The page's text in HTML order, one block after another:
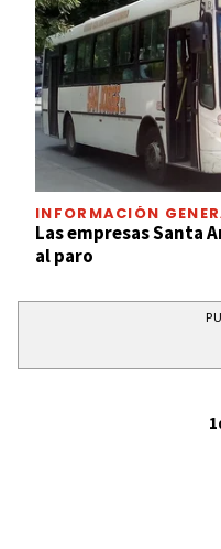
INFORMACIÓN
Las empresas Santa
al paro
1